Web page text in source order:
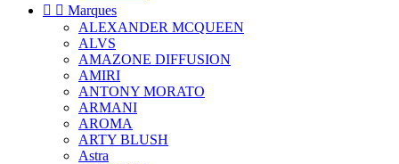
  Marques
ALEXANDER MCQUEEN
ALVS
AMAZONE DIFFUSION
AMIRI
ANTONY MORATO
ARMANI
AROMA
ARTY BLUSH
Astra